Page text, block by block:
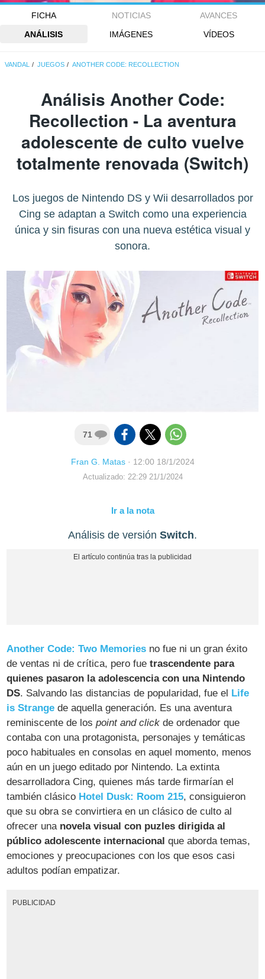
FICHA NOTICIAS
AVANCES
ANÁLISIS
IMÁGENES VÍDEOS
VANDAL JUEGOS ANOTHER CODE: RECOLLECTION
Análisis Another Code:
Recollection - La aventura
adolescente de culto vuelve
totalmente renovada (Switch)
Los juegos de Nintendo DS y Wii desarrollados por
Cing se adaptan a Switch como una experiencia
única y sin fisuras con una nueva estética visual y
sonora.
71
Fran G. Matas· 12:00 18/1/2024
Actualizado: 22:29 21/1/2024
Ir a la nota
Análisis de versión Switch.
Another Code: Two Memories no fue ni un gran éxito
de ventas ni de crítica, pero fuetrascendente para
quienes pasaron la adolescencia con una Nintendo
DS. Salvando las distancias de popularidad, fue el Life
is Strange de aquella generación. Es una aventura
reminiscente de lospoint and click de ordenador que
contaba con una protagonista, personajes y temáticas
poco habituales en consolas en aquel momento, menos
aún en un juego editado por Nintendo. La extinta
desarrolladora Cing, quienes más tarde firmarían el
también clásico Hotel Dusk: Room 215, consiguieron
que su obra se convirtiera en un clásico de culto al
ofrecer una novela visual con puzles dirigida al
público adolescente internacional que aborda temas,
emociones y preocupaciones con los que esos casi
adultos podían empatizar.
PUBLICIDAD